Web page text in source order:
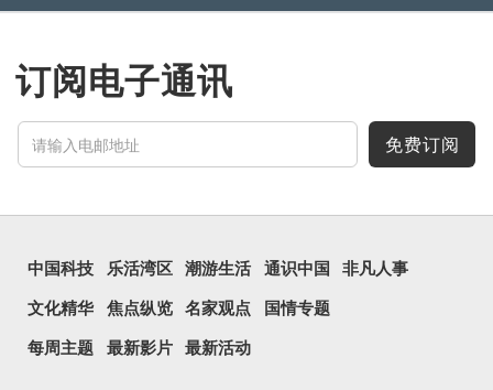
订阅电子通讯
免费订阅
中国科技 乐活湾区 潮游生活 通识中国 非凡人事
文化精华 焦点纵览 名家观点 国情专题
每周主题 最新影片 最新活动